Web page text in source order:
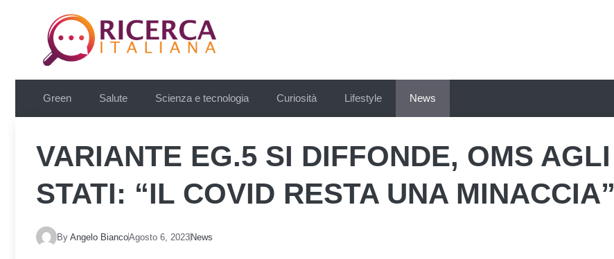
Green Salute Scienza e tecnologia Curiosità Lifestyle News
VARIANTE EG.5 SI DIFFONDE, OMS AGLI
STATI: “IL COVID RESTA UNA MINACCIA”
By Angelo BiancoAgosto 6, 2023News